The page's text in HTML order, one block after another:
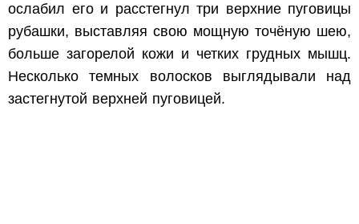
ослабил его и расстегнул три верхние пуговицы
рубашки, выставляя свою мощную точёную шею,
больше загорелой кожи и четких грудных мышц.
Несколько темных волосков выглядывали над
застегнутой верхней пуговицей.